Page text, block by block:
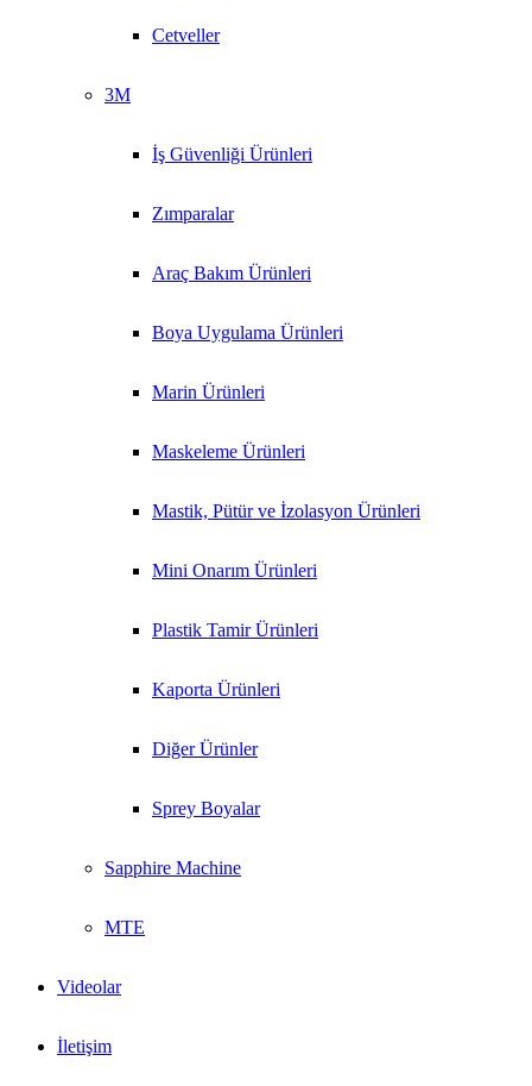
Cetveller
3M
İş Güvenliği Ürünleri
Zımparalar
Araç Bakım Ürünleri
Boya Uygulama Ürünleri
Marin Ürünleri
Maskeleme Ürünleri
Mastik, Pütür ve İzolasyon Ürünleri
Mini Onarım Ürünleri
Plastik Tamir Ürünleri
Kaporta Ürünleri
Diğer Ürünler
Sprey Boyalar
Sapphire Machine
MTE
Videolar
İletişim